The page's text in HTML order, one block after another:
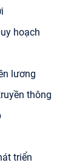
hoạch
lương
thông
triển